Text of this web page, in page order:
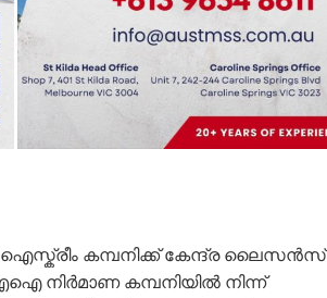
കമ്പനിക്ക് കേന്ദ്ര ലൈസൻസ്
കമ്പനിയിൽ നിന്ന്